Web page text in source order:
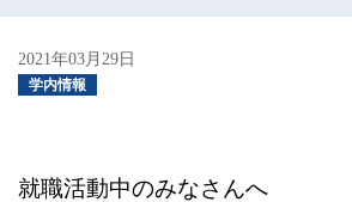
2021年03月29日
学内情報
就職活動中のみなさんへ